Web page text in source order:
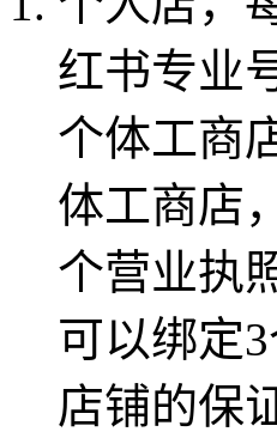
红书专业
个体工商
体工商店
个营业执
可以绑定
店铺的保